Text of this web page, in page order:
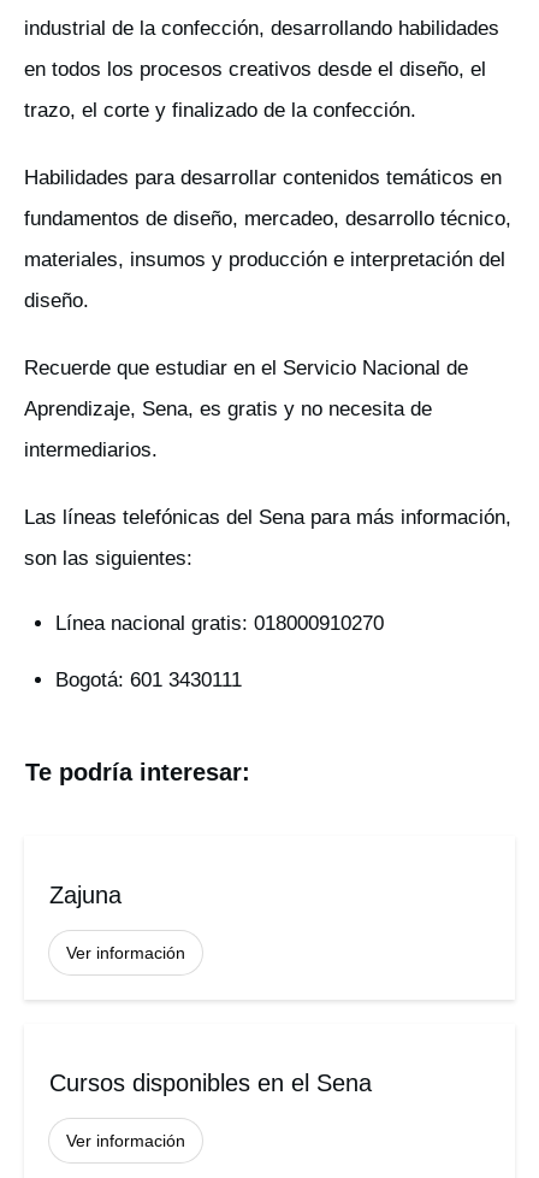
industrial de la confección, desarrollando habilidades
en todos los procesos creativos desde el diseño, el
trazo, el corte y finalizado de la confección.
Habilidades para desarrollar contenidos temáticos en
fundamentos de diseño, mercadeo, desarrollo técnico,
materiales, insumos y producción e interpretación del
diseño.
Recuerde que estudiar en el Servicio Nacional de
Aprendizaje, Sena, es gratis y no necesita de
intermediarios.
Las líneas telefónicas del Sena para más información,
son las siguientes:
Línea nacional gratis: 018000910270
Bogotá: 601 3430111
Te podría interesar:
Zajuna
Ver información
Cursos disponibles en el Sena
Ver información